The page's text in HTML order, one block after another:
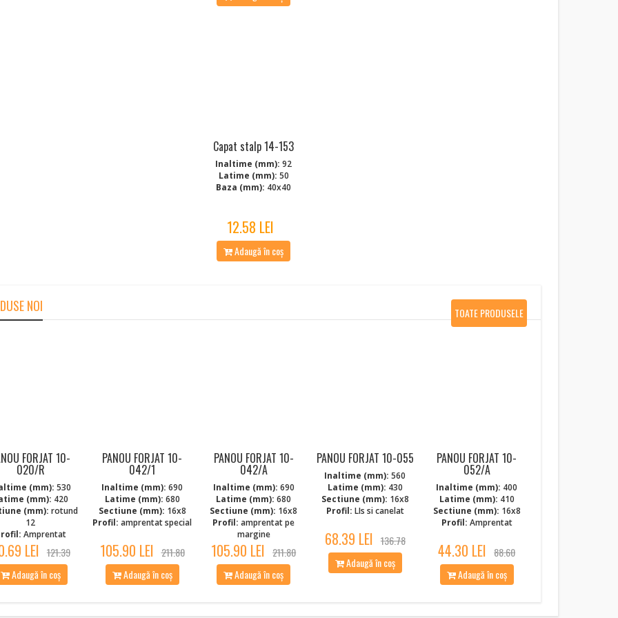
Capat stalp 14-153
Inaltime (mm): 92
Latime (mm): 50
Baza (mm): 40x40
12.58 LEI
Adaugă în coș
NOI
FORJAT 10-
020/R
(mm): 530
(mm): 420
(mm): rotund
12
Amprentat
LEI 121.39
Adaugă în coș
PANOU FORJAT 10-
042/1
Inaltime (mm): 690
Latime (mm): 680
Sectiune (mm): 16x8
Profil: amprentat special
105.90 LEI 211.80
Adaugă în coș
PANOU FORJAT 10-
042/A
Inaltime (mm): 690
Latime (mm): 680
Sectiune (mm): 16x8
Profil: amprentat pe
margine
105.90 LEI 211.80
Adaugă în coș
PANOU FORJAT 10-055
Inaltime (mm): 560
Latime (mm): 430
Sectiune (mm): 16x8
Profil: LIs si canelat
68.39 LEI 136.78
Adaugă în coș
PANOU FORJAT 10-
052/A
Inaltime (mm): 400
Latime (mm): 410
Sectiune (mm): 16x8
Profil: Amprentat
44.30 LEI 88.60
Adaugă în coș
TOATE PRODUSELE